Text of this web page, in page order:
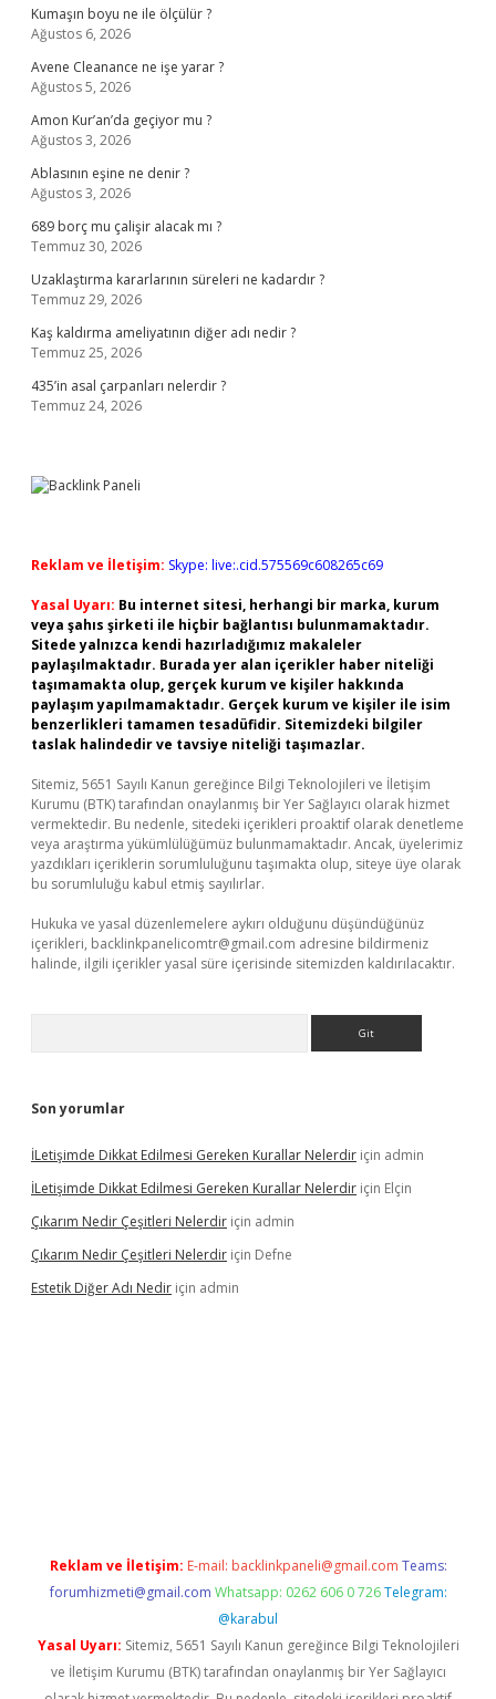
Kumaşın boyu ne ile ölçülür ?
Ağustos 6, 2026
Avene Cleanance ne işe yarar ?
Ağustos 5, 2026
Amon Kur’an’da geçiyor mu ?
Ağustos 3, 2026
Ablasının eşine ne denir ?
Ağustos 3, 2026
689 borç mu çalişir alacak mı ?
Temmuz 30, 2026
Uzaklaştırma kararlarının süreleri ne kadardır ?
Temmuz 29, 2026
Kaş kaldırma ameliyatının diğer adı nedir ?
Temmuz 25, 2026
435’in asal çarpanları nelerdir ?
Temmuz 24, 2026
Reklam ve İletişim: Skype: live:.cid.575569c608265c69
Yasal Uyarı: Bu internet sitesi, herhangi bir marka, kurum
veya şahıs şirketi ile hiçbir bağlantısı bulunmamaktadır.
Sitede yalnızca kendi hazırladığımız makaleler
paylaşılmaktadır. Burada yer alan içerikler haber niteliği
taşımamakta olup, gerçek kurum ve kişiler hakkında
paylaşım yapılmamaktadır. Gerçek kurum ve kişiler ile isim
benzerlikleri tamamen tesadüfidir. Sitemizdeki bilgiler
taslak halindedir ve tavsiye niteliği taşımazlar.
Sitemiz, 5651 Sayılı Kanun gereğince Bilgi Teknolojileri ve İletişim
Kurumu (BTK) tarafından onaylanmış bir Yer Sağlayıcı olarak hizmet
vermektedir. Bu nedenle, sitedeki içerikleri proaktif olarak denetleme
veya araştırma yükümlülüğümüz bulunmamaktadır. Ancak, üyelerimiz
yazdıkları içeriklerin sorumluluğunu taşımakta olup, siteye üye olarak
bu sorumluluğu kabul etmiş sayılırlar.
Hukuka ve yasal düzenlemelere aykırı olduğunu düşündüğünüz
içerikleri, backlinkpanelicomtr@gmail.com adresine bildirmeniz
halinde, ilgili içerikler yasal süre içerisinde sitemizden kaldırılacaktır.
Son yorumlar
İLetişimde Dikkat Edilmesi Gereken Kurallar Nelerdir için admin
İLetişimde Dikkat Edilmesi Gereken Kurallar Nelerdir için Elçin
Çıkarım Nedir Çeşitleri Nelerdir için admin
Çıkarım Nedir Çeşitleri Nelerdir için Defne
Estetik Diğer Adı Nedir için admin
Reklam ve İletişim: E-mail: backlinkpaneli@gmail.com Teams:
forumhizmeti@gmail.com Whatsapp: 0262 606 0 726 Telegram:
@karabul
Yasal Uyarı: Sitemiz, 5651 Sayılı Kanun gereğince Bilgi Teknolojileri
ve İletişim Kurumu (BTK) tarafından onaylanmış bir Yer Sağlayıcı